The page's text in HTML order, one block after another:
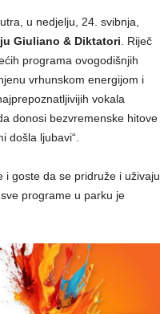
u nedjelju, 24. svibnja,
Giuliano & Diktatori. Riječ
programa ovogodišnjih
vrhunskom energijom i
vokala
donosi bezvremenske hitove
došla ljubavi“.
i goste da se pridruže i uživaju
programe u parku je